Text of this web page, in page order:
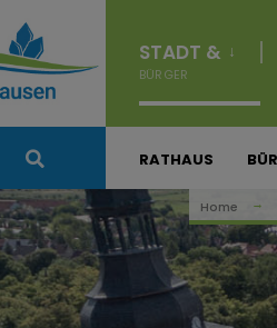
STADT &
BÜRGER
RATHAUS
Home